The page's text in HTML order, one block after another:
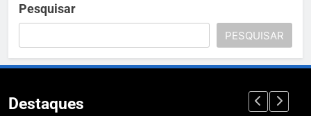
Pesquisar
PESQUISAR
Destaques